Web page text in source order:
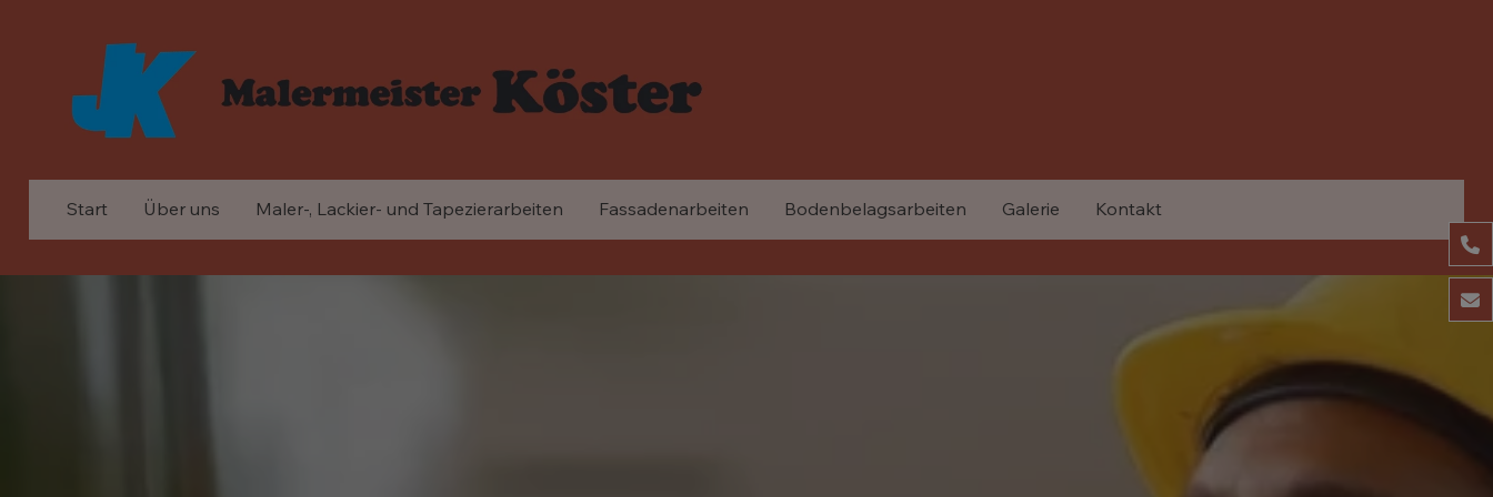
Start Über uns Maler-, Lackier- und Tapezierarbeiten Fassadenarbeiten Bodenbelagsarbeiten Galerie Kontakt